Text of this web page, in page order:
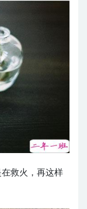
救火，再这样